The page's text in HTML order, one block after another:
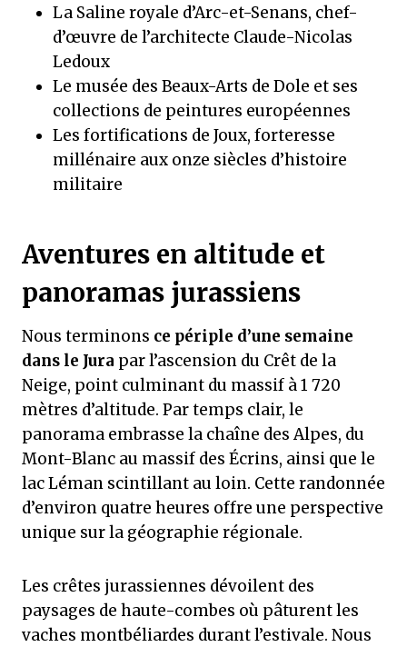
La Saline royale d’Arc-et-Senans, chef-
d’œuvre de l’architecte Claude-Nicolas
Ledoux
Le musée des Beaux-Arts de Dole et ses
collections de peintures européennes
Les fortifications de Joux, forteresse
millénaire aux onze siècles d’histoire
militaire
Aventures en altitude et
panoramas jurassiens
Nous terminons ce périple d’une semaine
dans le Jura par l’ascension du Crêt de la
Neige, point culminant du massif à 1 720
mètres d’altitude. Par temps clair, le
panorama embrasse la chaîne des Alpes, du
Mont-Blanc au massif des Écrins, ainsi que le
lac Léman scintillant au loin. Cette randonnée
d’environ quatre heures offre une perspective
unique sur la géographie régionale.
Les crêtes jurassiennes dévoilent des
paysages de haute-combes où pâturent les
vaches montbéliardes durant l’estivale. Nous